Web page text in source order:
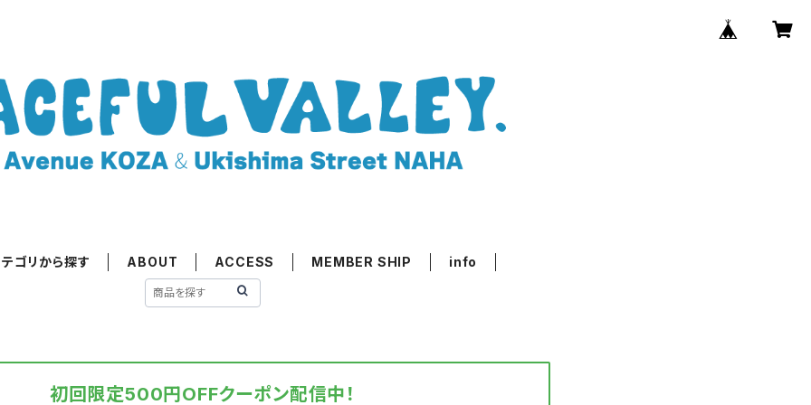
ゴリから探す ABOUT ACCESS MEMBER SHIP info
初回限定500円OFFクーポン配信中！